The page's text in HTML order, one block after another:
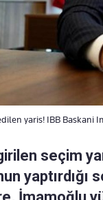
yaris! IBB
seçim
yaptırdığı